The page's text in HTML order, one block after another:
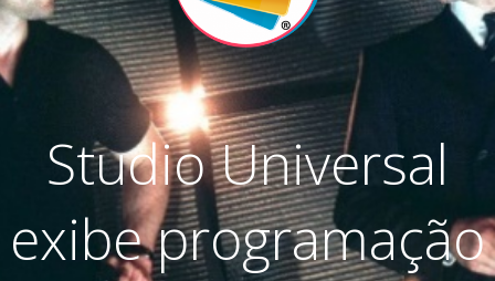
ACESSO CULTURAL
Arte, Cultura Pop e Entretenimento
Studio Universal
exibe programação